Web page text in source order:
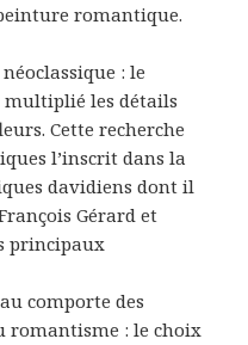
romantique.
: le
multiplié les détails
Cette recherche
l’inscrit dans la
davidiens dont il
Gérard et
principaux
comporte des
romantisme : le choix